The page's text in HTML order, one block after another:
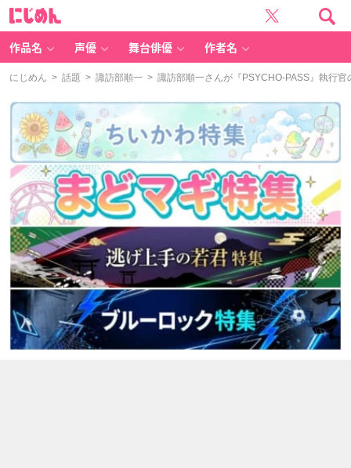
作品名 声優 舞台俳優 作者名
にじめん > 話題 > 諏訪部順一 > 諏訪部順一さんが『PSYCHO-PASS』執行